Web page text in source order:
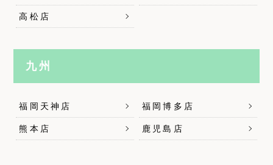
高松店
九州
福岡天神店 福岡博多店
熊本店 鹿児島店